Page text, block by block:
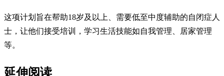
这项计划旨在帮助18岁及以上、需要低至中度辅助的自闭症人
士，让他们接受培训，学习生活技能如自我管理、居家管理
等。
延伸阅读